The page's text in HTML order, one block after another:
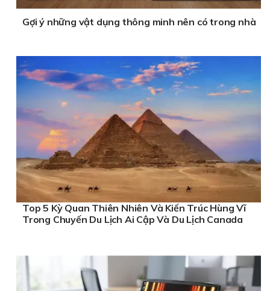
Gợi ý những vật dụng thông minh nên có trong nhà
Top 5 Kỳ Quan Thiên Nhiên Và Kiến Trúc Hùng Vĩ
Trong Chuyến Du Lịch Ai Cập Và Du Lịch Canada